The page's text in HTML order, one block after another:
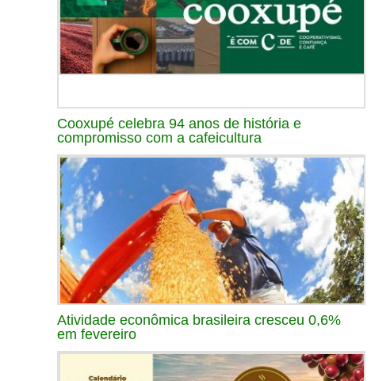
Cooxupé celebra 94 anos de história e
compromisso com a cafeicultura
Atividade econômica brasileira cresceu 0,6%
em fevereiro